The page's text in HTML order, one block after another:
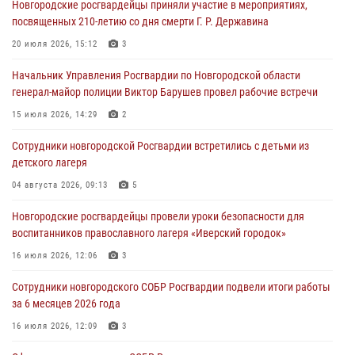
04 августа 2026, 09:13 5
Новгородские росгвардейцы за неделю осуществили 203 выезда на
04 августа 2026, 09:12 1
Радиоэфир программы "Новости дня" на радио "Радио53" от 30
центре подготовки личного состава Росгвардии.
30 июля 2026, 16:00
разрешительной работы Росгвардии провели телефонную «горячую
линию»
30 июля 2026, 14:36 1
Новгородские росгвардейцы рассказали о службе детям из летнего
лагеря «Волынь»
30 июля 2026, 08:40 5
Новгородские росгвардейцы приняли участие в мероприятиях,
посвященных 210-летию со дня смерти Г. Р. Державина
20 июля 2026, 15:12 3
Начальник Управления Росгвардии по Новгородской области
генерал-майор полиции Виктор Барушев провел рабочие встречи
15 июля 2026, 14:29 2
Сотрудники новгородской Росгвардии встретились с детьми из
детского лагеря
04 августа 2026, 09:13 5
Новгородские росгвардейцы провели уроки безопасности для
воспитанников православного лагеря «Иверский городок»
16 июля 2026, 12:06 3
Сотрудники новгородского СОБР Росгвардии подвели итоги работы
за 6 месяцев 2026 года
16 июля 2026, 12:09 3